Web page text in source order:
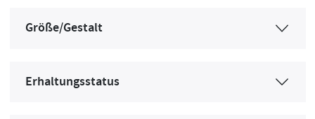
Größe/Gestalt
Erhaltungsstatus